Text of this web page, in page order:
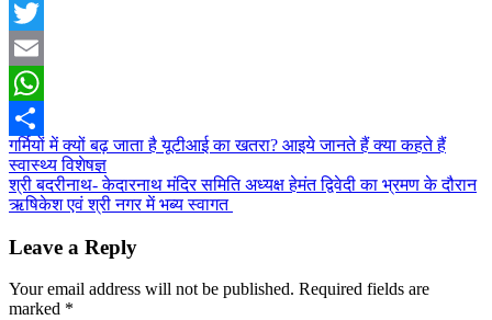
Facebook
Twitter
Email
WhatsApp
Share
Post
navigation
गर्मियों में क्यों बढ़ जाता है यूटीआई का खतरा? आइये जानते हैं क्या कहते हैं
स्वास्थ्य विशेषज्ञ
श्री बदरीनाथ- केदारनाथ मंदिर समिति अध्यक्ष हेमंत द्विवेदी का भ्रमण के दौरान
ऋषिकेश एवं श्री नगर में भब्य स्वागत
Leave a Reply
Your email address will not be published. Required fields are
marked *